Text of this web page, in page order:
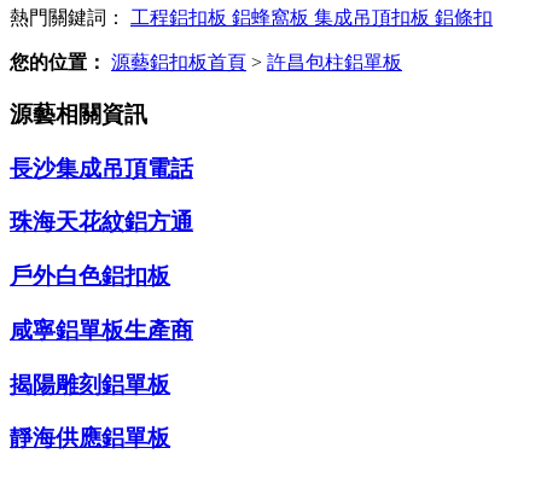
熱門關鍵詞： 工程鋁扣板 鋁蜂窩板 集成吊頂扣板 鋁條扣
您的位置： 源藝鋁扣板首頁 > 許昌包柱鋁單板
源藝相關資訊
長沙集成吊頂電話
珠海天花紋鋁方通
戶外白色鋁扣板
咸寧鋁單板生產商
揭陽雕刻鋁單板
靜海供應鋁單板